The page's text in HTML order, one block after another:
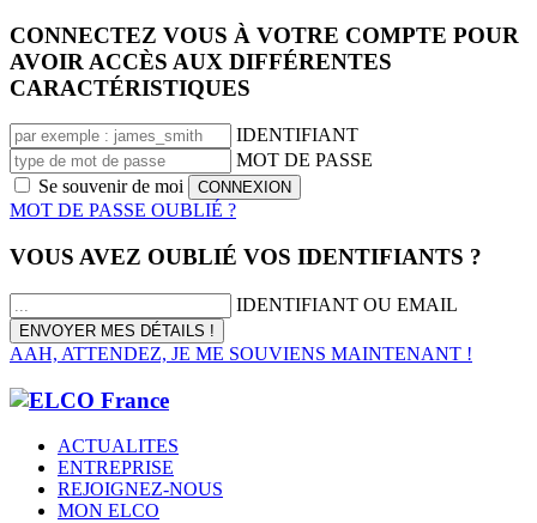
CONNECTEZ VOUS À VOTRE COMPTE POUR
AVOIR ACCÈS AUX DIFFÉRENTES
CARACTÉRISTIQUES
IDENTIFIANT
MOT DE PASSE
Se souvenir de moi
MOT DE PASSE OUBLIÉ ?
VOUS AVEZ OUBLIÉ VOS IDENTIFIANTS ?
IDENTIFIANT OU EMAIL
AAH, ATTENDEZ, JE ME SOUVIENS MAINTENANT !
ACTUALITES
ENTREPRISE
REJOIGNEZ-NOUS
MON ELCO